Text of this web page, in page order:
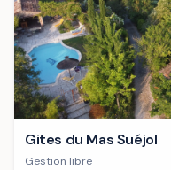
Gites du Mas Suéjol
Gestion libre